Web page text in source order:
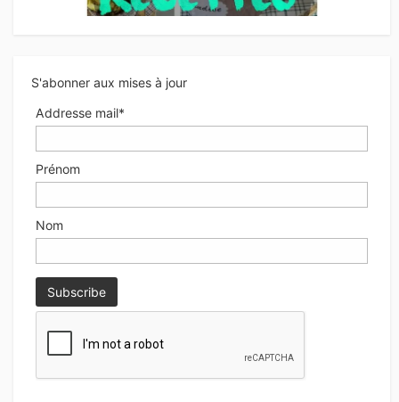
S'abonner aux mises à jour
Addresse mail*
Prénom
Nom